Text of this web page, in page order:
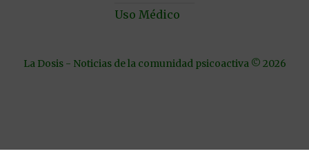
Uso Médico
La Dosis - Noticias de la comunidad psicoactiva © 2026